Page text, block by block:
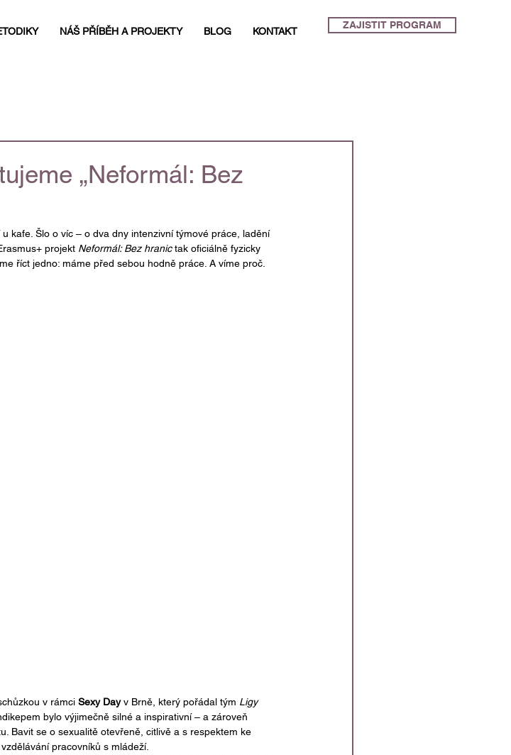
NÁŠ PŘÍBĚH A PROJEKTY BLOG KONTAKT
ZAJISTIT PROGRAM
„Neformál: Bez
kafe. Šlo o víc – o dva dny intenzivní týmové práce, ladění
projekt Neformál: Bez hranic tak oficiálně fyzicky
říct jedno: máme před sebou hodně práce. A víme proč.
v rámci Sexy Day v Brně, který pořádal tým Ligy
bylo výjimečně silné a inspirativní – a zároveň
Bavit se o sexualitě otevřeně, citlivě a s respektem ke
pracovníků s mládeží.